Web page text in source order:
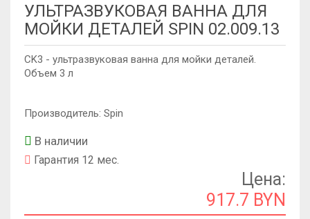
УЛЬТРАЗВУКОВАЯ ВАННА ДЛЯ
МОЙКИ ДЕТАЛЕЙ SPIN 02.009.13
CK3 - ультразвуковая ванна для мойки деталей.
Объем 3 л
Производитель: Spin
В наличии
Гарантия 12 мес.
Цена:
917.7 BYN